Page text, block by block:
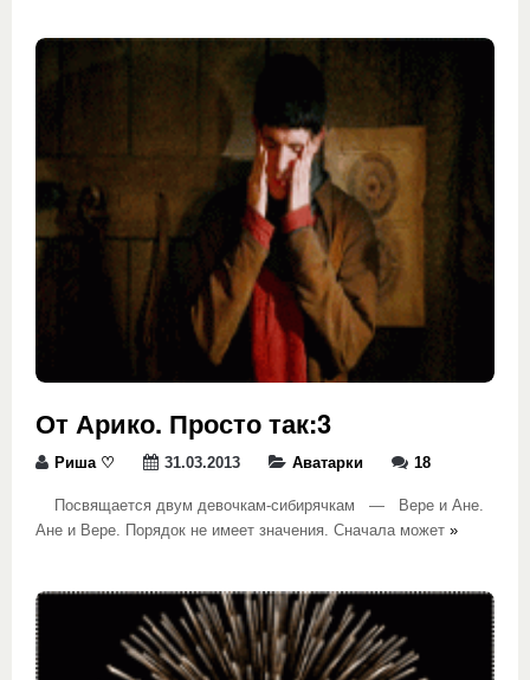
От Арико. Просто так:3
Риша ♡ 31.03.2013 Аватарки 18
Посвящается двум девочкам-сибирячкам — Вере и Ане.
Ане и Вере. Порядок не имеет значения. Сначала может »